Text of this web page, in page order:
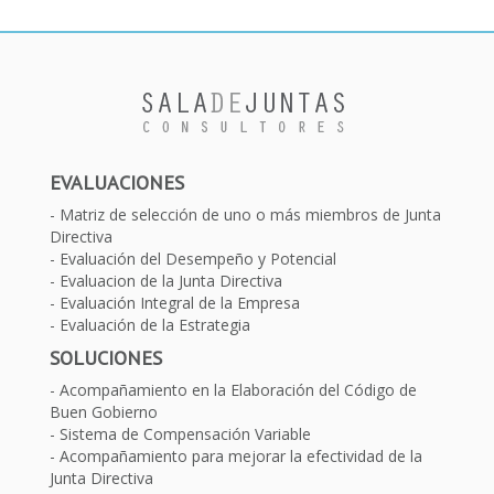
EVALUACIONES
Matriz de selección de uno o más miembros de Junta
Directiva
Evaluación del Desempeño y Potencial
Evaluacion de la Junta Directiva
Evaluación Integral de la Empresa
Evaluación de la Estrategia
SOLUCIONES
Acompañamiento en la Elaboración del Código de
Buen Gobierno
Sistema de Compensación Variable
Acompañamiento para mejorar la efectividad de la
Junta Directiva